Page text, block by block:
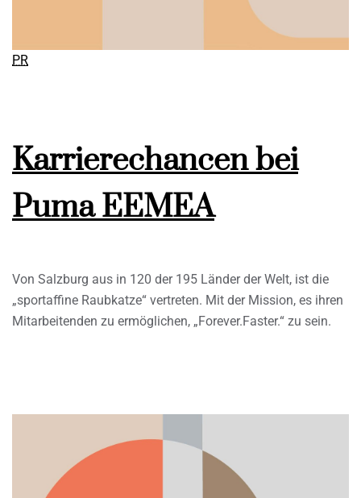
PR
Karrierechancen bei
Puma EEMEA
Von Salzburg aus in 120 der 195 Länder der Welt, ist die
„sportaffine Raubkatze“ vertreten. Mit der Mission, es ihren
Mitarbeitenden zu ermöglichen, „Forever.Faster.“ zu sein.